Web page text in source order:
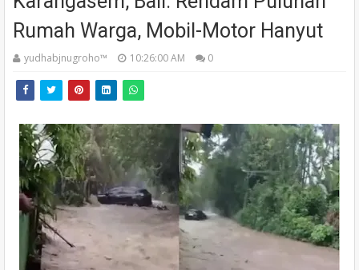
Rumah Warga, Mobil-Motor Hanyut
yudhabjnugroho™️ 10:26:00 AM 0